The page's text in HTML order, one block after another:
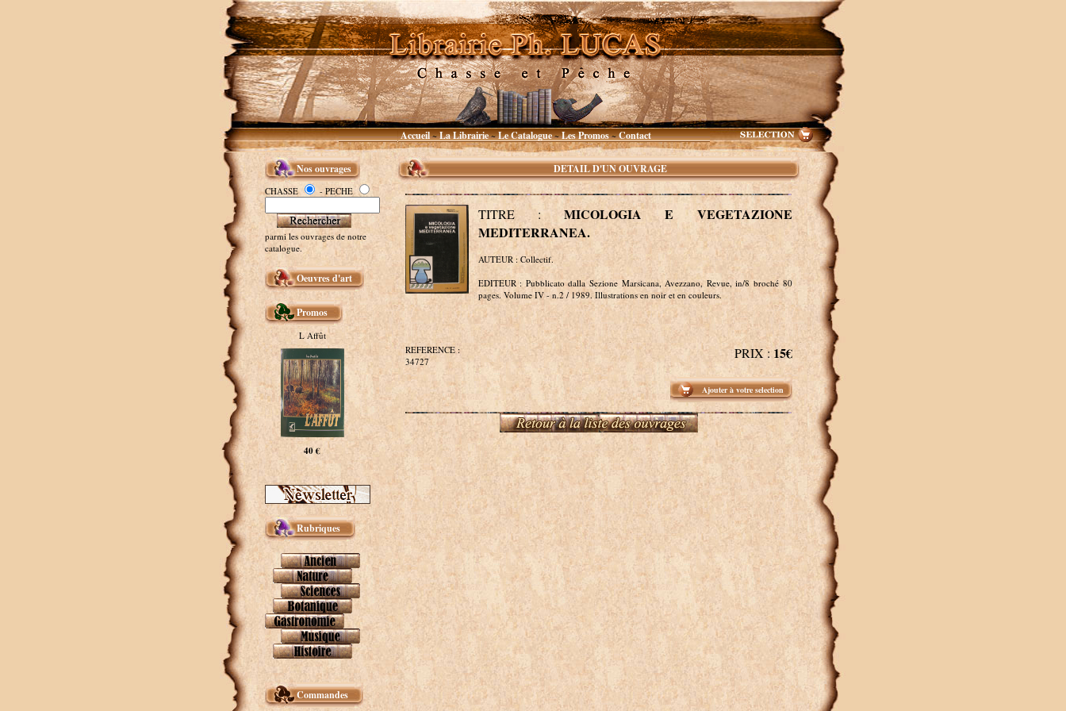
Accueil~La Librairie~Le Catalogue~Les Promos~Contact
Nos ouvrages
CHASSE - PECHE
parmi les ouvrages de notre
catalogue.
Oeuvres d'art
Promos
L Affût
40 €
Rubriques
Commandes
DETAIL D'UN OUVRAGE
TITRE :MICOLOGIA E VEGETAZIONE
MEDITERRANEA.
AUTEUR : Collectif.
EDITEUR : Pubblicato dalla Sezione Marsicana, Avezzano, Revue, in/8 broché 80
pages. Volume IV - n.2 / 1989. Illustrations en noir et en couleurs.
REFERENCE :
34727
PRIX : 15€
Ajouter à votre selection